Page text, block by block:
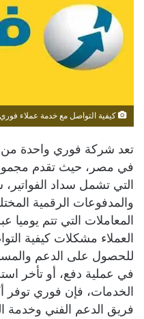
كيفية التواصل مع خدمة عملاء فوري
تعد شركة فوري واحدة من
في مصر، حيث تقدم
التي تشمل سداد
والمدفوعات الرقمية
المعاملات التي تتم
العملاء مشكلات كيفية
للحصول على الدعم
في عملية دفع، أو تأخر
الخدمات، فإن فوري توفر
فريق الدعم الفني